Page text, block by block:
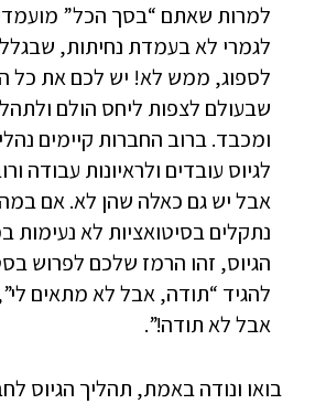
למרות שאתם “בסך הכל”
לגמרי לא בעמדת נחיתות,
לספוג, ממש לא! יש לכם את כל
שבעולם לצפות ליחס הולם
ומכבד. ברוב החברות קיימים
לגיוס עובדים ולראיונות עבודה
אבל יש גם כאלה שהן לא. אם
נתקלים בסיטואציות לא נעימות
הגיוס, זהו הרמז שלכם לפרוש
להגיד “תודה, אבל לא מתאים
אבל לא תודה!”.
בואו ונודה באמת, תהליך הגיוס